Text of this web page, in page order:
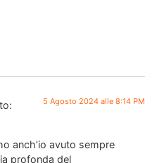
5 Agosto 2024 alle 8:14 PM
anch’io avuto sempre
profonda del